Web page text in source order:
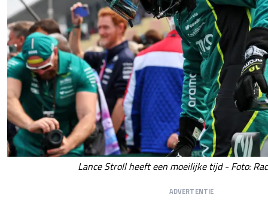
Lance Stroll heeft een moeilijke tijd - Foto:
ADVERTENTIE